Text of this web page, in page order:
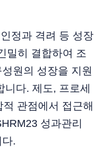
정과 격려 등 성장
밀히 결합하여 조
원의 성장을 지원
다. 제도, 프로세
관점에서 접근해
성과관리
.